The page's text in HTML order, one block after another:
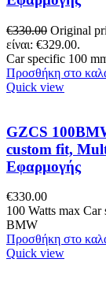
€330.00 Original
είναι: €329.00.
Car specific 100
Προσθήκη στο
Quick view
GZCS
custom fit,
Εφαρμογής
€330.00
100 Watts max
BMW
Προσθήκη στο
Quick view